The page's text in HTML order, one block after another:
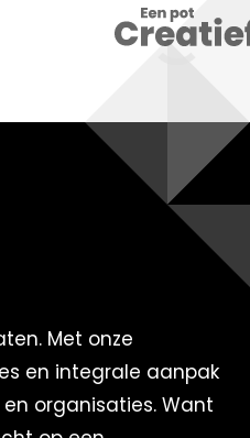
Met onze
en integrale aanpak
organisaties. Want